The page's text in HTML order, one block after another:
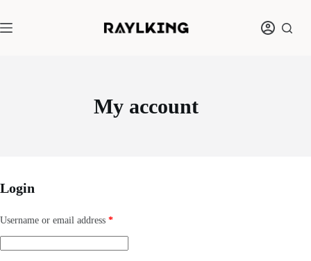
to
My account
Login
Username or email address *Required